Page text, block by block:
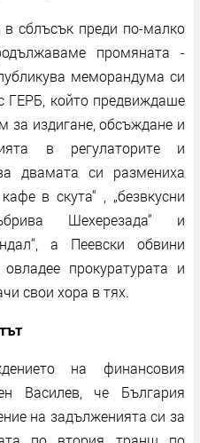
сблъсък преди по-малко
промяната -
меморандума си
ГЕРБ, който предвиждаше
за издигане, обсъждане и
в регулаторите и
двамата си размениха
в скута“ , „безвкусни
Шехерезада“ и
а Пеевски обвини
прокуратурата и
свои хора в тях.
на финансовия
Василев, че България
на задълженията си за